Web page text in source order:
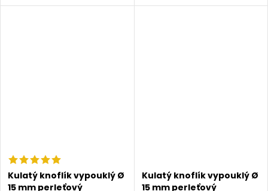
Kulatý knoflík vypouklý Ø
15 mm perleťový
Kulatý knoflík vypouklý Ø
15 mm perleťový